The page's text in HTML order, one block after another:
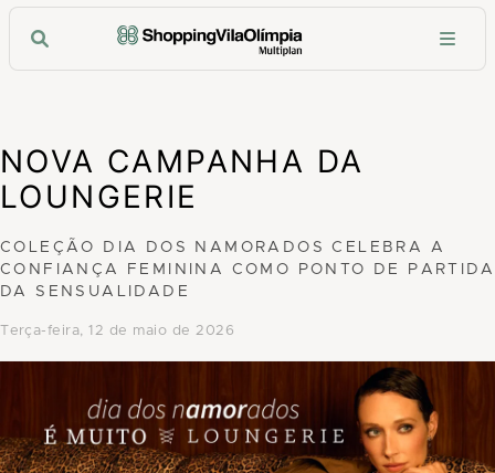
NOVA CAMPANHA DA
LOUNGERIE
COLEÇÃO DIA DOS NAMORADOS CELEBRA A
CONFIANÇA FEMININA COMO PONTO DE PARTIDA
DA SENSUALIDADE
terça-feira, 12 de maio de 2026